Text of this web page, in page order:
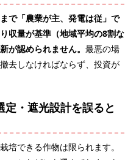
で「農業が主、発電は従」で
収量が基準（地域平均の8割な
が認められません。 最悪の場
去しなければならず、投資が
・遮光設計を誤ると
培できる作物は限られます。